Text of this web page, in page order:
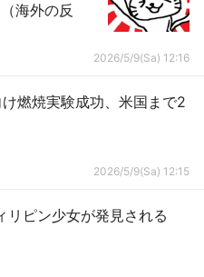
海外の反
2026/5/9(Sa) 12:16
燃焼実験成功、米国まで2
2026/5/9(Sa) 12:15
リピン少女が発見される